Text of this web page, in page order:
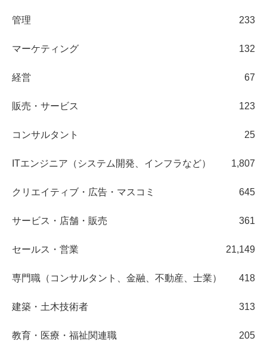
管理 233
マーケティング 132
経営 67
販売・サービス 123
コンサルタント 25
ITエンジニア（システム開発、インフラなど） 1,807
クリエイティブ・広告・マスコミ 645
サービス・店舗・販売 361
セールス・営業 21,149
専門職（コンサルタント、金融、不動産、士業） 418
建築・土木技術者 313
教育・医療・福祉関連職 205